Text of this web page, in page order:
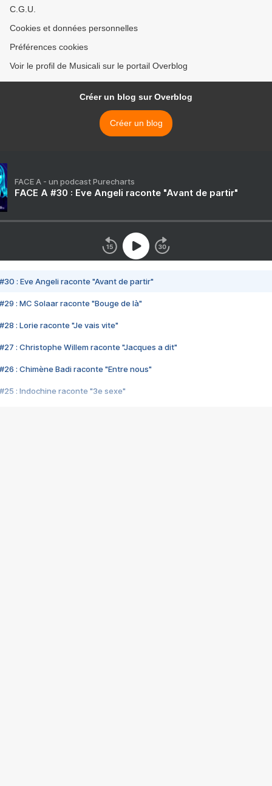
C.G.U.
Cookies et données personnelles
Préférences cookies
Voir le profil de Musicali sur le portail Overblog
Créer un blog sur Overblog
Créer un blog
FACE A - un podcast Purecharts
FACE A #30 : Eve Angeli raconte "Avant de partir"
#30 : Eve Angeli raconte "Avant de partir"
#29 : MC Solaar raconte "Bouge de là"
#28 : Lorie raconte "Je vais vite"
#27 : Christophe Willem raconte "Jacques a dit"
#26 : Chimène Badi raconte "Entre nous"
#25 : Indochine raconte "3e sexe"